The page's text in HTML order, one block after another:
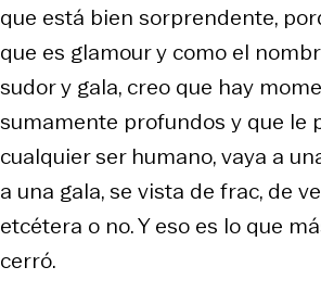
que está bien sorprendente,
que es glamour y como el
sudor y gala, creo que hay
sumamente profundos y que le
cualquier ser humano, vaya a
a una gala, se vista de frac, de
etcétera o no. Y eso es lo que
cerró.